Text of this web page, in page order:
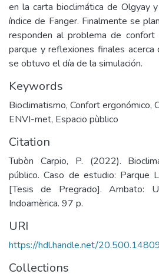
en la carta bioclimática de Olgyay
índice de Fanger. Finalmente se
responden al problema de
parque y reflexiones finales
se obtuvo el día de la simulación.
Keywords
Bioclimatismo, Confort ergonómico,
ENVI-met, Espacio pùblico
Citation
Tubòn Carpio, P. (2022).
público. Caso de estudio: Parque
[Tesis de Pregrado]. Ambato:
Indoamèrica. 97 p.
URI
https://hdl.handle.net/
Collections